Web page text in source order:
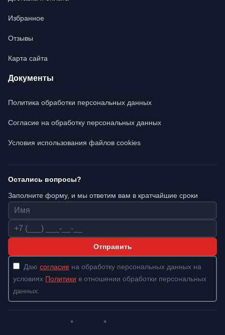
Избранное
Отзывы
Карта сайта
Документы
Политика обработки персональных данных
Согласие на обработку персональных данных
Условия использования файлов cookies
Остались вопросы?
Заполните форму, и мы ответим вам в кратчайшие сроки
Имя
Телефон
Отправить
Даю согласие на обработку персональных данных на
условиях Политики в отношении обработки персональных
данных.
* *